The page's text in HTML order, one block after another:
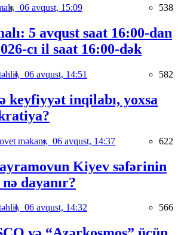
06 avqust, 15:09 538
5 avqust saat 16:00-dan
cı il saat 16:00-dək
06 avqust, 14:51 582
keyfiyyət inqilabı, yoxsa
məkanı, 06 avqust, 14:37 622
Kiyev səfərinin
dayanır?
06 avqust, 14:32 566